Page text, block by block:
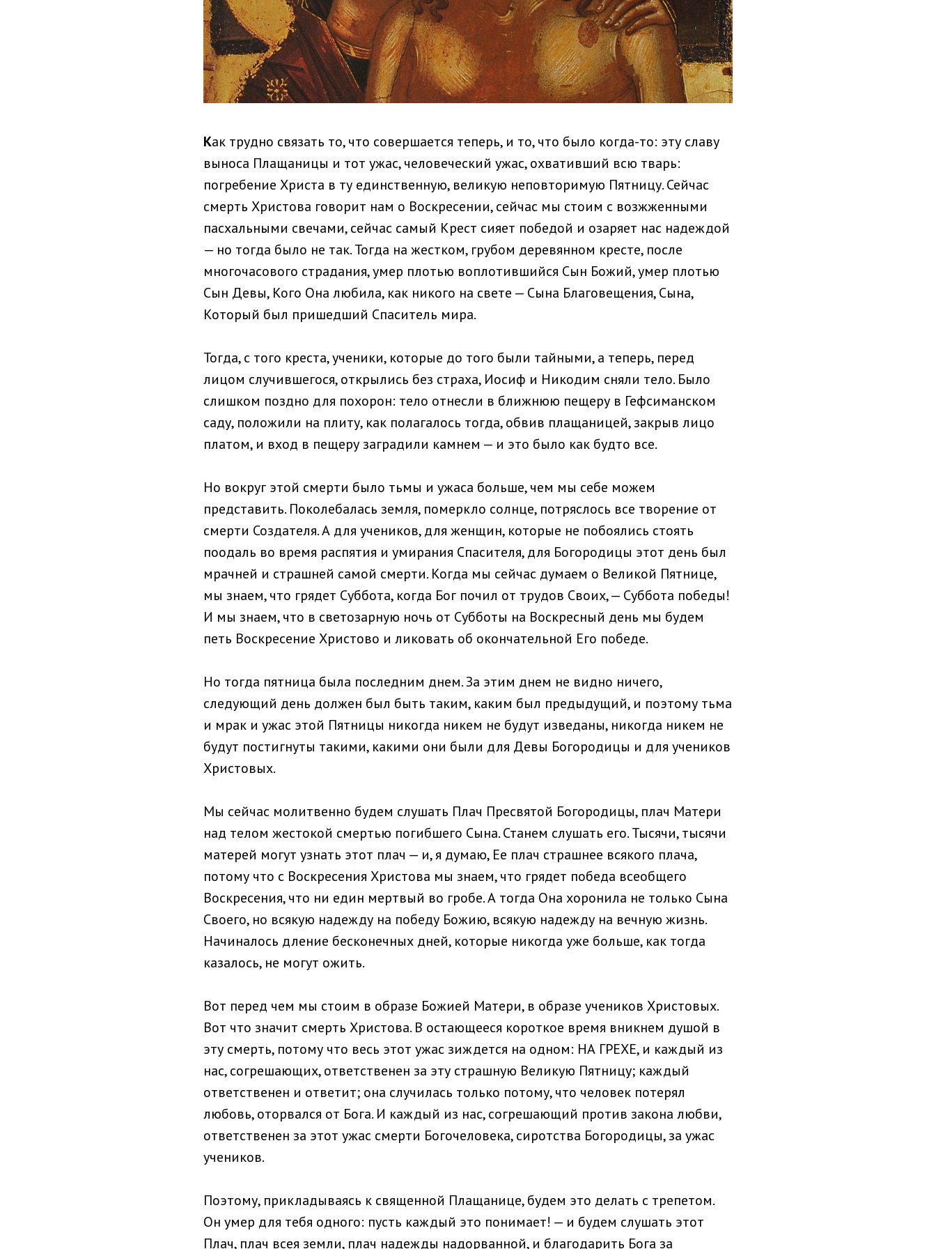
Как трудно связать то, что совершается теперь, и то, что было когда-то: эту славу
выноса Плащаницы и тот ужас, человеческий ужас, охвативший всю тварь:
погребение Христа в ту единственную, великую неповторимую Пятницу. Сейчас
смерть Христова говорит нам о Воскресении, сейчас мы стоим с возжженными
пасхальными свечами, сейчас самый Крест сияет победой и озаряет нас надеждой
— но тогда было не так. Тогда на жестком, грубом деревянном кресте, после
многочасового страдания, умер плотью воплотившийся Сын Божий, умер плотью
Сын Девы, Кого Она любила, как никого на свете — Сына Благовещения, Сына,
Который был пришедший Спаситель мира.
Тогда, с того креста, ученики, которые до того были тайными, а теперь, перед
лицом случившегося, открылись без страха, Иосиф и Никодим сняли тело. Было
слишком поздно для похорон: тело отнесли в ближнюю пещеру в Гефсиманском
саду, положили на плиту, как полагалось тогда, обвив плащаницей, закрыв лицо
платом, и вход в пещеру заградили камнем — и это было как будто все.
Но вокруг этой смерти было тьмы и ужаса больше, чем мы себе можем
представить. Поколебалась земля, померкло солнце, потряслось все творение от
смерти Создателя. А для учеников, для женщин, которые не побоялись стоять
поодаль во время распятия и умирания Спасителя, для Богородицы этот день был
мрачней и страшней самой смерти. Когда мы сейчас думаем о Великой Пятнице,
мы знаем, что грядет Суббота, когда Бог почил от трудов Своих, — Суббота победы!
И мы знаем, что в светозарную ночь от Субботы на Воскресный день мы будем
петь Воскресение Христово и ликовать об окончательной Его победе.
Но тогда пятница была последним днем. За этим днем не видно ничего,
следующий день должен был быть таким, каким был предыдущий, и поэтому тьма
и мрак и ужас этой Пятницы никогда никем не будут изведаны, никогда никем не
будут постигнуты такими, какими они были для Девы Богородицы и для учеников
Христовых.
Мы сейчас молитвенно будем слушать Плач Пресвятой Богородицы, плач Матери
над телом жестокой смертью погибшего Сына. Станем слушать его. Тысячи, тысячи
матерей могут узнать этот плач — и, я думаю, Ее плач страшнее всякого плача,
потому что с Воскресения Христова мы знаем, что грядет победа всеобщего
Воскресения, что ни един мертвый во гробе. А тогда Она хоронила не только Сына
Своего, но всякую надежду на победу Божию, всякую надежду на вечную жизнь.
Начиналось дление бесконечных дней, которые никогда уже больше, как тогда
казалось, не могут ожить.
Вот перед чем мы стоим в образе Божией Матери, в образе учеников Христовых.
Вот что значит смерть Христова. В остающееся короткое время вникнем душой в
эту смерть, потому что весь этот ужас зиждется на одном: НА ГРЕХЕ, и каждый из
нас, согрешающих, ответственен за эту страшную Великую Пятницу; каждый
ответственен и ответит; она случилась только потому, что человек потерял
любовь, оторвался от Бога. И каждый из нас, согрешающий против закона любви,
ответственен за этот ужас смерти Богочеловека, сиротства Богородицы, за ужас
учеников.
Поэтому, прикладываясь к священной Плащанице, будем это делать с трепетом.
Он умер для тебя одного: пусть каждый это понимает! — и будем слушать этот
Плач, плач всея земли, плач надежды надорванной, и благодарить Бога за